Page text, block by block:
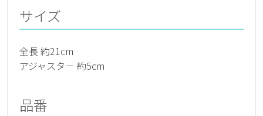
サイズ
全長 約21cm
アジャスター 約5cm
品番